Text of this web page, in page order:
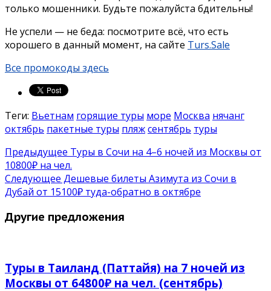
только мошенники. Будьте пожалуйста бдительны!
Не успели — не беда: посмотрите всё, что есть
хорошего в данный момент, на сайте Turs.Sale
Все промокоды здесь
Теги: Вьетнам горящие туры море Москва нячанг
октябрь пакетные туры пляжсентябрь туры
Предыдущее Туры в Сочи на 4–6 ночей из Москвы от
10800₽ на чел.
Следующее Дешевые билеты Азимута из Сочи в
Дубай от 15100₽ туда-обратно в октябре
Другие предложения
Туры в Таиланд (Паттайя) на 7 ночей из
Москвы от 64800₽ на чел. (сентябрь)